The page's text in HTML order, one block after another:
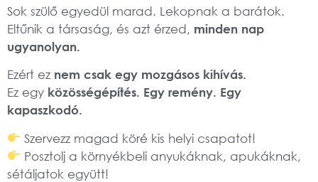
Sok szülő egyedül marad. Lekopnak a barátok.
Eltűnik a társaság, és azt érzed, minden nap
ugyanolyan.
Ezért ez nem csak egy mozgásos kihívás.
Ez egy közösségépítés. Egy remény. Egy
kapaszkodó.
Szervezz magad köré kis helyi csapatot!
Posztolj a környékbeli anyukáknak, apukáknak,
sétáljatok együtt!